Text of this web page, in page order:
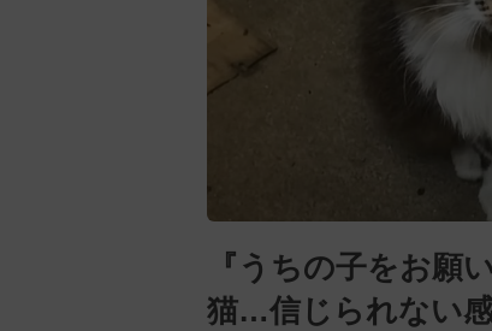
『うちの子をお願
猫…信じられない